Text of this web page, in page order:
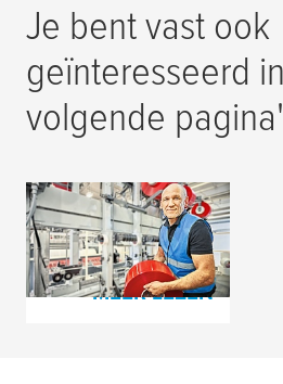
Je bent vast ook
geïnteresseerd
volgende
Designtapes voor
golfkartonmachine
MEER LEZEN